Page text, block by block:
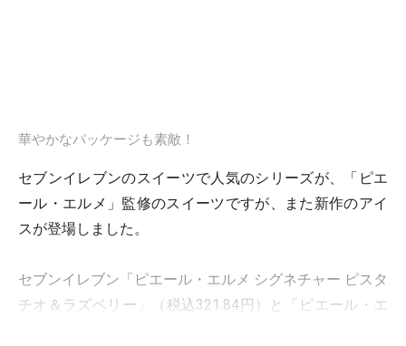
華やかなパッケージも素敵！
セブンイレブンのスイーツで人気のシリーズが、「ピエ
ール・エルメ」監修のスイーツですが、また新作のアイ
スが登場しました。
セブンイレブン「ピエール・エルメ シグネチャー ピスタ
チオ＆ラズベリー」（税込321.84円）と「ピエール・エ